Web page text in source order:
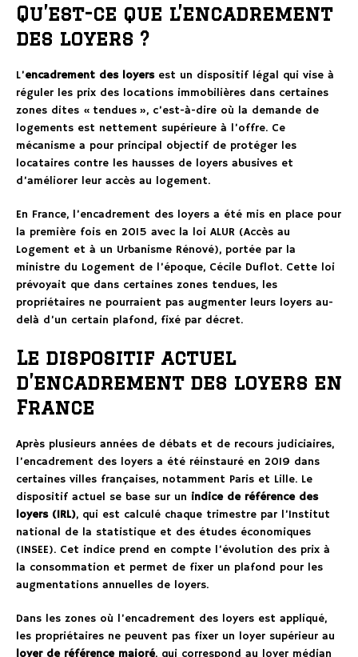
Qu’est-ce que l’encadrement
des loyers ?
L’encadrement des loyersest un dispositif légal qui vise à
réguler les prix des locations immobilières dans certaines
zones dites « tendues », c’est-à-dire où la demande de
logements est nettement supérieure à l’offre. Ce
mécanisme a pour principal objectif de protéger les
locataires contre les hausses de loyers abusives et
d’améliorer leur accès au logement.
En France, l’encadrement des loyers a été mis en place pour
la première fois en 2015 avec la loi ALUR (Accès au
Logement et à un Urbanisme Rénové), portée par la
ministre du Logement de l’époque, Cécile Duflot. Cette loi
prévoyait que dans certaines zones tendues, les
propriétaires ne pourraient pas augmenter leurs loyers au-
delà d’un certain plafond, fixé par décret.
Le dispositif actuel
d’encadrement des loyers en
France
Après plusieurs années de débats et de recours judiciaires,
l’encadrement des loyers a été réinstauré en 2019 dans
certaines villes françaises, notamment Paris et Lille. Le
dispositif actuel se base sur un indice de référence des
loyers (IRL), qui est calculé chaque trimestre par l’Institut
national de la statistique et des études économiques
(INSEE). Cet indice prend en compte l’évolution des prix à
la consommation et permet de fixer un plafond pour les
augmentations annuelles de loyers.
Dans les zones où l’encadrement des loyers est appliqué,
les propriétaires ne peuvent pas fixer un loyer supérieur au
loyer de référence majoré, qui correspond au loyer médian